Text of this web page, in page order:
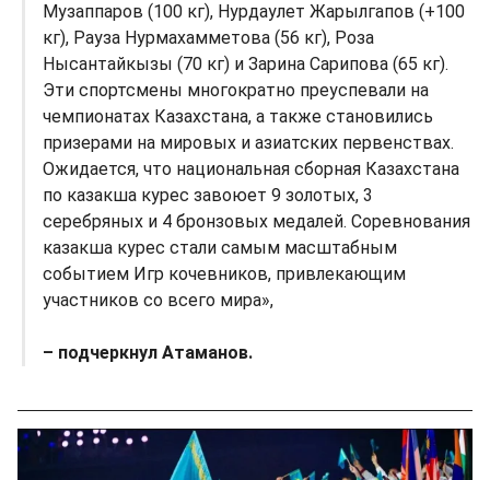
Музаппаров (100 кг), Нурдаулет Жарылгапов (+100
кг), Рауза Нурмахамметова (56 кг), Роза
Нысантайкызы (70 кг) и Зарина Сарипова (65 кг).
Эти спортсмены многократно преуспевали на
чемпионатах Казахстана, а также становились
призерами на мировых и азиатских первенствах.
Ожидается, что национальная сборная Казахстана
по казакша курес завоюет 9 золотых, 3
серебряных и 4 бронзовых медалей. Соревнования
казакша курес стали самым масштабным
событием Игр кочевников, привлекающим
участников со всего мира»,
– подчеркнул Атаманов.